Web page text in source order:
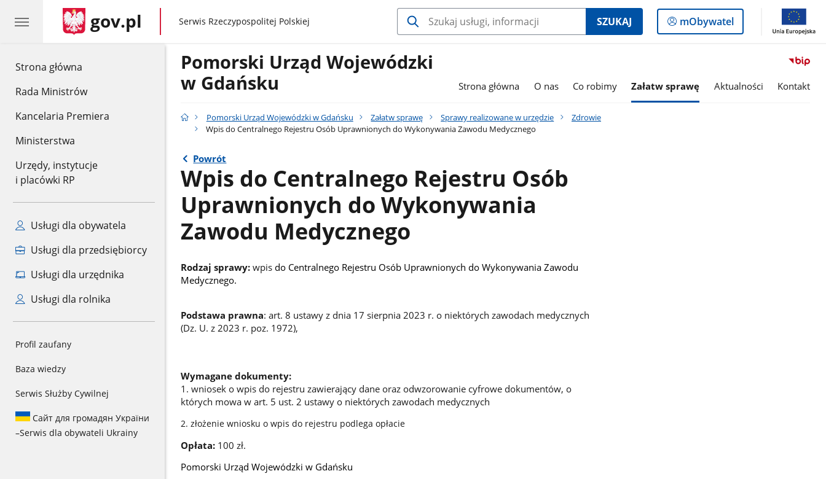
Strona główna
Rada Ministrów
Kancelaria Premiera
Ministerstwa
Urzędy, instytucje
i placówki RP
Usługi dla obywatela
Usługi dla przedsiębiorcy
Usługi dla urzędnika
Usługi dla rolnika
Profil zaufany
Baza wiedzy
Serwis Służby Cywilnej
Сайт для громадян України
–Serwis dla obywateli Ukrainy
gov.pl gov.pl
Serwis Rzeczypospolitej Polskiej SZUKAJ
Logowanie
do
mObywatel
Pomorski Urząd Wojewódzki
w Gdańsku
Strona główna O nas Co robimy Załatw sprawę Aktualności Kontakt
Pomorski Urząd Wojewódzki w Gdańsku Załatw sprawę Sprawy realizowane w urzędzie
Zdrowie
Wpis do Centralnego Rejestru Osób Uprawnionych do Wykonywania Zawodu Medycznego
Powrót
Wpis do Centralnego Rejestru Osób
Uprawnionych do Wykonywania
Zawodu Medycznego
Rodzaj sprawy:wpis do Centralnego Rejestru Osób Uprawnionych do Wykonywania Zawodu
Medycznego.
Podstawa prawna: art. 8 ustawy z dnia 17 sierpnia 2023 r. o niektórych zawodach medycznych
(Dz. U. z 2023 r. poz. 1972),
Wymagane dokumenty:
1. wniosek o wpis do rejestru zawierający dane oraz odwzorowanie cyfrowe dokumentów, o
których mowa w art. 5 ust. 2 ustawy o niektórych zawodach medycznych
2. złożenie wniosku o wpis do rejestru podlega opłacie
Opłata:100 zł.
Pomorski Urząd Wojewódzki w Gdańsku